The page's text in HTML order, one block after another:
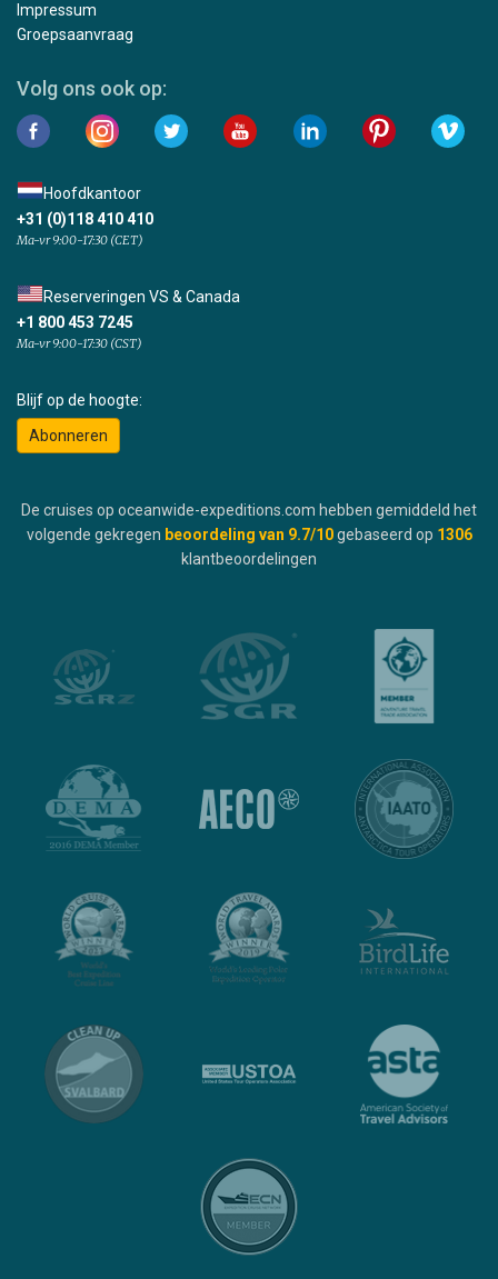
Impressum
Groepsaanvraag
Volg ons ook op:
Hoofdkantoor
+31 (0)118 410 410
Ma-vr 9:00-17:30 (CET)
Reserveringen VS & Canada
+1 800 453 7245
Ma-vr 9:00-17:30 (CST)
Blijf op de hoogte:
Abonneren
De cruises op oceanwide-expeditions.com hebben gemiddeld het
volgende gekregen beoordeling van 9.7/10 gebaseerd op 1306
klantbeoordelingen